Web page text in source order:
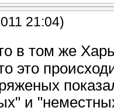
21:04)
в том же
это
и